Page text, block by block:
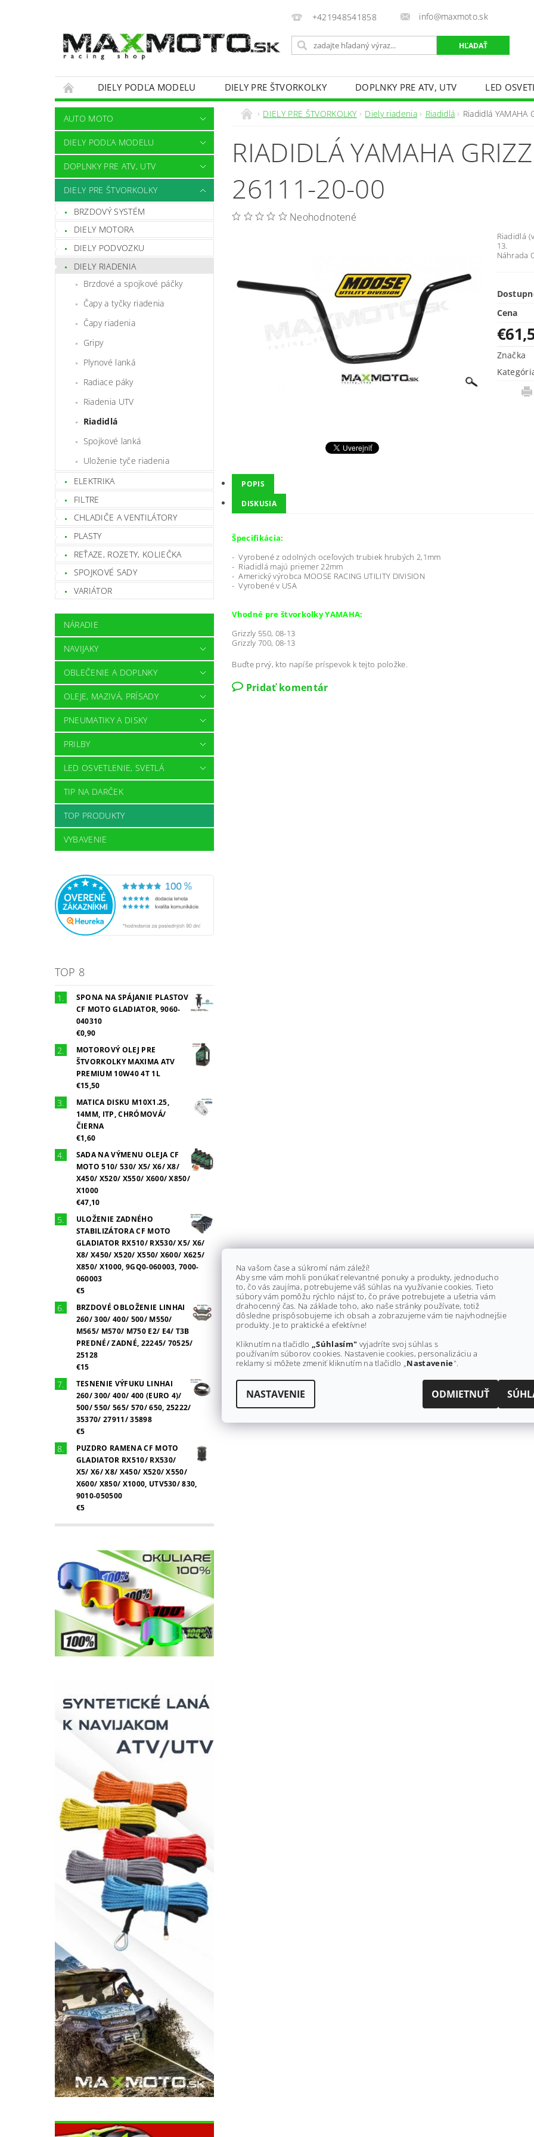
+421948541858 info@maxmoto.sk
DIELY PODĽA MODELU DIELY PRE ŠTVORKOLKY DOPLNKY PRE ATV, UTV
LED
OBCHODNÉ PODMIENKY
KONTAKTY
AUTO MOTO
DIELY PODĽA MODELU
DOPLNKY PRE ATV, UTV
DIELY PRE ŠTVORKOLKY
BRZDOVÝ SYSTÉM
DIELY MOTORA
DIELY PODVOZKU
DIELY RIADENIA
Brzdové a spojkové páčky
Čapy a tyčky riadenia
Čapy riadenia
Gripy
Plynové lanká
Radiace páky
Riadenia UTV
Riadidlá
Spojkové lanká
Uloženie tyče riadenia
ELEKTRIKA
FILTRE
CHLADIČE A VENTILÁTORY
PLASTY
REŤAZE, ROZETY, KOLIEČKA
SPOJKOVÉ SADY
VARIÁTOR
NÁRADIE
NAVIJAKY
OBLEČENIE A DOPLNKY
OLEJE, MAZIVÁ, PRÍSADY
PNEUMATIKY A DISKY
PRILBY
LED OSVETLENIE, SVETLÁ
TIP NA DARČEK
TOP PRODUKTY
VYBAVENIE
TOP 8
SPONA NA SPÁJANIE PLASTOV
CF MOTO GLADIATOR, 9060-
040310
€0,90
MOTOROVÝ OLEJ PRE
ŠTVORKOLKY MAXIMA ATV
PREMIUM 10W40 4T 1L
€15,50
MATICA DISKU M10X1.25,
14MM, ITP, CHRÓMOVÁ/
ČIERNA
€1,60
SADA NA VÝMENU OLEJA CF
MOTO 510/ 530/ X5/ X6/ X8/
X450/ X520/ X550/ X600/ X850/
X1000
€47,10
ULOŽENIE ZADNÉHO
STABILIZÁTORA CF MOTO
GLADIATOR RX510/ RX530/ X5/ X6/
X8/ X450/ X520/ X550/ X600/ X625/
X850/ X1000, 9GQ0-060003, 7000-
060003
€5
BRZDOVÉ OBLOŽENIE LINHAI
260/ 300/ 400/ 500/ M550/
M565/ M570/ M750 E2/ E4/ T3B
PREDNÉ/ ZADNÉ, 22245/ 70525/
25128
€15
TESNENIE VÝFUKU LINHAI
260/ 300/ 400/ 400 (EURO 4)/
500/ 550/ 565/ 570/ 650, 25222/
35370/ 27911/ 35898
€5
PUZDRO RAMENA CF MOTO
GLADIATOR RX510/ RX530/
X5/ X6/ X8/ X450/ X520/ X550/
X600/ X850/ X1000, UTV530/ 830,
9010-050500
€5
DIELY PRE ŠTVORKOLKY Diely riadenia Riadidlá Riadidlá
RIADIDLÁ YAMAHA
26111-20-00
Neohodnotené
Riadidlá
13.
Náhrada
Cena
Značka
POPIS
DISKUSIA
Špecifikácia:
- Vyrobené z odolných oceľových trubiek hrubých 2,1mm
- Riadidlá majú priemer 22mm
- Americký výrobca MOOSE RACING UTILITY DIVISION
- Vyrobené v USA
Vhodné pre štvorkolky YAMAHA:
Grizzly 550, 08-13
Grizzly 700, 08-13
Buďte prvý, kto napíše príspevok k tejto položke.
Pridať komentár
Na vašom čase a súkromí nám záleží!
Aby sme vám mohli ponúkať relevantné ponuky a produkty, jednoducho
to, čo vás zaujíma, potrebujeme váš súhlas na využívanie cookies. Tieto
súbory vám pomôžu rýchlo nájsť to, čo práve potrebujete a ušetria vám
drahocenný čas. Na základe toho, ako naše stránky používate, totiž
dôsledne prispôsobujeme ich obsah a zobrazujeme vám tie najvhodnejšie
produkty. Je to praktické a efektívne!
Kliknutím na tlačidlo „Súhlasím" vyjadríte svoj súhlas s
používaním súborov cookies. Nastavenie cookies, personalizáciu a
reklamy si môžete zmeniť kliknutím na tlačidlo „Nastavenie".
NASTAVENIE ODMIETNUŤ